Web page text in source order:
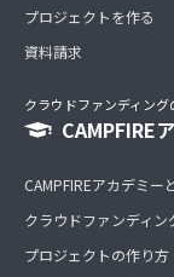
プロジェクトを作る
資料請求
クラウドファンディン
CAMPFIRE
CAMPFIREアカデミー
クラウドファンディン
プロジェクトの作り方